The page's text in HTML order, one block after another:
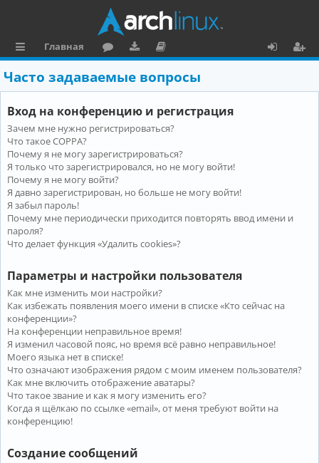
ы
л
к
и
Главная
ру
м
ру
зк
и
ку
м
е
н
та
ц
и
я
о
и
Часто задаваемые вопросы
Вход на конференцию и регистрация
Зачем мне нужно регистрироваться?
Что такое COPPA?
Почему я не могу зарегистрироваться?
Я только что зарегистрировался, но не могу войти!
Почему я не могу войти?
Я давно зарегистрирован, но больше не могу войти!
Я забыл пароль!
Почему мне периодически приходится повторять ввод имени и
пароля?
Что делает функция «Удалить cookies»?
Параметры и настройки пользователя
Как мне изменить мои настройки?
Как избежать появления моего имени в списке «Кто сейчас на
конференции»?
На конференции неправильное время!
Я изменил часовой пояс, но время всё равно неправильное!
Моего языка нет в списке!
Что означают изображения рядом с моим именем пользователя?
Как мне включить отображение аватары?
Что такое звание и как я могу изменить его?
Когда я щёлкаю по ссылке «email», от меня требуют войти на
конференцию!
Создание сообщений